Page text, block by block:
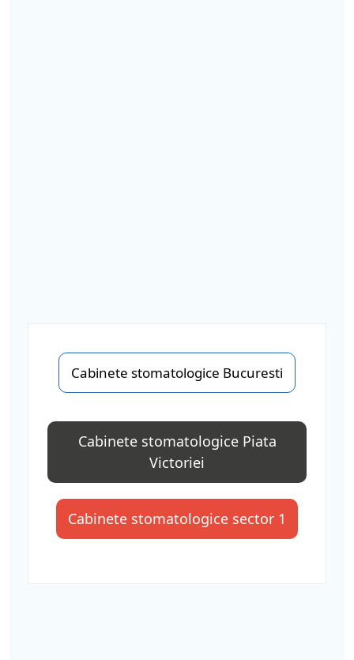
Cabinete stomatologice Bucuresti
Cabinete stomatologice Piata
Victoriei
Cabinete stomatologice sector 1